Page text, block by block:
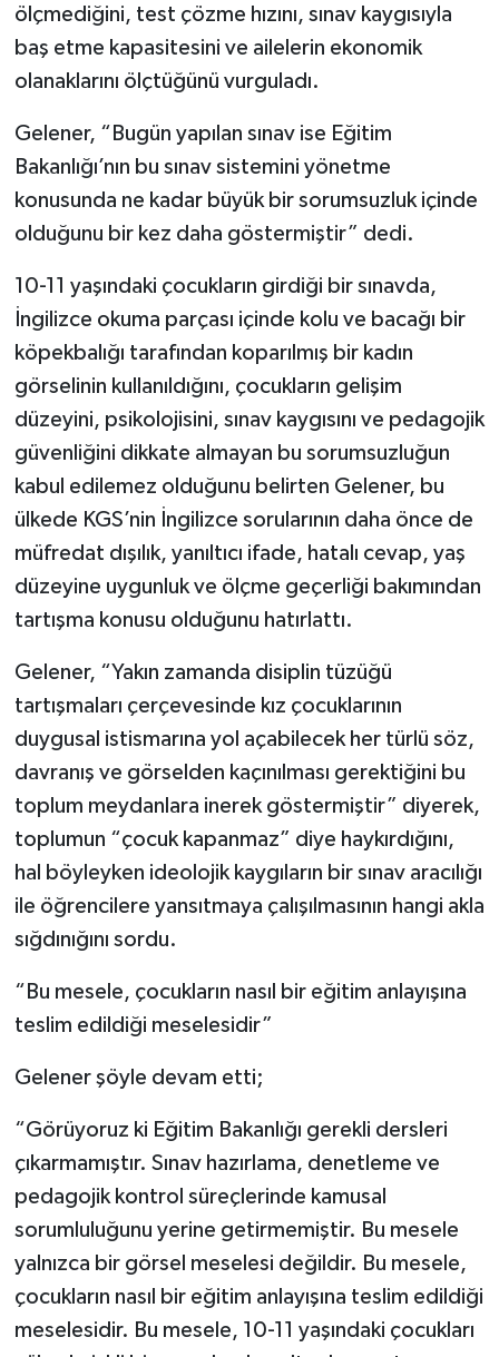
ölçmediğini, test çözme hızını, sınav kaygısıyla
baş etme kapasitesini ve ailelerin ekonomik
olanaklarını ölçtüğünü vurguladı.
Gelener, “Bugün yapılan sınav ise Eğitim
Bakanlığı’nın bu sınav sistemini yönetme
konusunda ne kadar büyük bir sorumsuzluk içinde
olduğunu bir kez daha göstermiştir” dedi.
10-11 yaşındaki çocukların girdiği bir sınavda,
İngilizce okuma parçası içinde kolu ve bacağı bir
köpekbalığı tarafından koparılmış bir kadın
görselinin kullanıldığını, çocukların gelişim
düzeyini, psikolojisini, sınav kaygısını ve pedagojik
güvenliğini dikkate almayan bu sorumsuzluğun
kabul edilemez olduğunu belirten Gelener, bu
ülkede KGS’nin İngilizce sorularının daha önce de
müfredat dışılık, yanıltıcı ifade, hatalı cevap, yaş
düzeyine uygunluk ve ölçme geçerliği bakımından
tartışma konusu olduğunu hatırlattı.
Gelener, “Yakın zamanda disiplin tüzüğü
tartışmaları çerçevesinde kız çocuklarının
duygusal istismarına yol açabilecek her türlü söz,
davranış ve görselden kaçınılması gerektiğini bu
toplum meydanlara inerek göstermiştir” diyerek,
toplumun “çocuk kapanmaz” diye haykırdığını,
hal böyleyken ideolojik kaygıların bir sınav aracılığı
ile öğrencilere yansıtmaya çalışılmasının hangi akla
sığdınığını sordu.
“Bu mesele, çocukların nasıl bir eğitim anlayışına
teslim edildiği meselesidir”
Gelener şöyle devam etti;
“Görüyoruz ki Eğitim Bakanlığı gerekli dersleri
çıkarmamıştır. Sınav hazırlama, denetleme ve
pedagojik kontrol süreçlerinde kamusal
sorumluluğunu yerine getirmemiştir. Bu mesele
yalnızca bir görsel meselesi değildir. Bu mesele,
çocukların nasıl bir eğitim anlayışına teslim edildiği
meselesidir. Bu mesele, 10-11 yaşındaki çocukları